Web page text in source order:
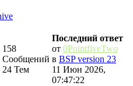
158
Сообщений
24 Тем
Последний ответ
от 0PointfiveTwo
в BSP version 23
11 Июн 2026,
07:47:22